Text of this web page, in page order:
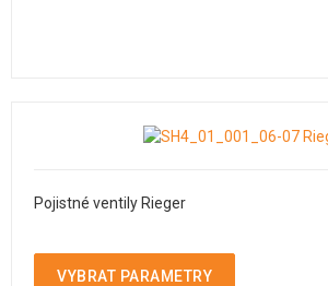
Pojistné ventily Rieger
VYBRAT PARAMETRY